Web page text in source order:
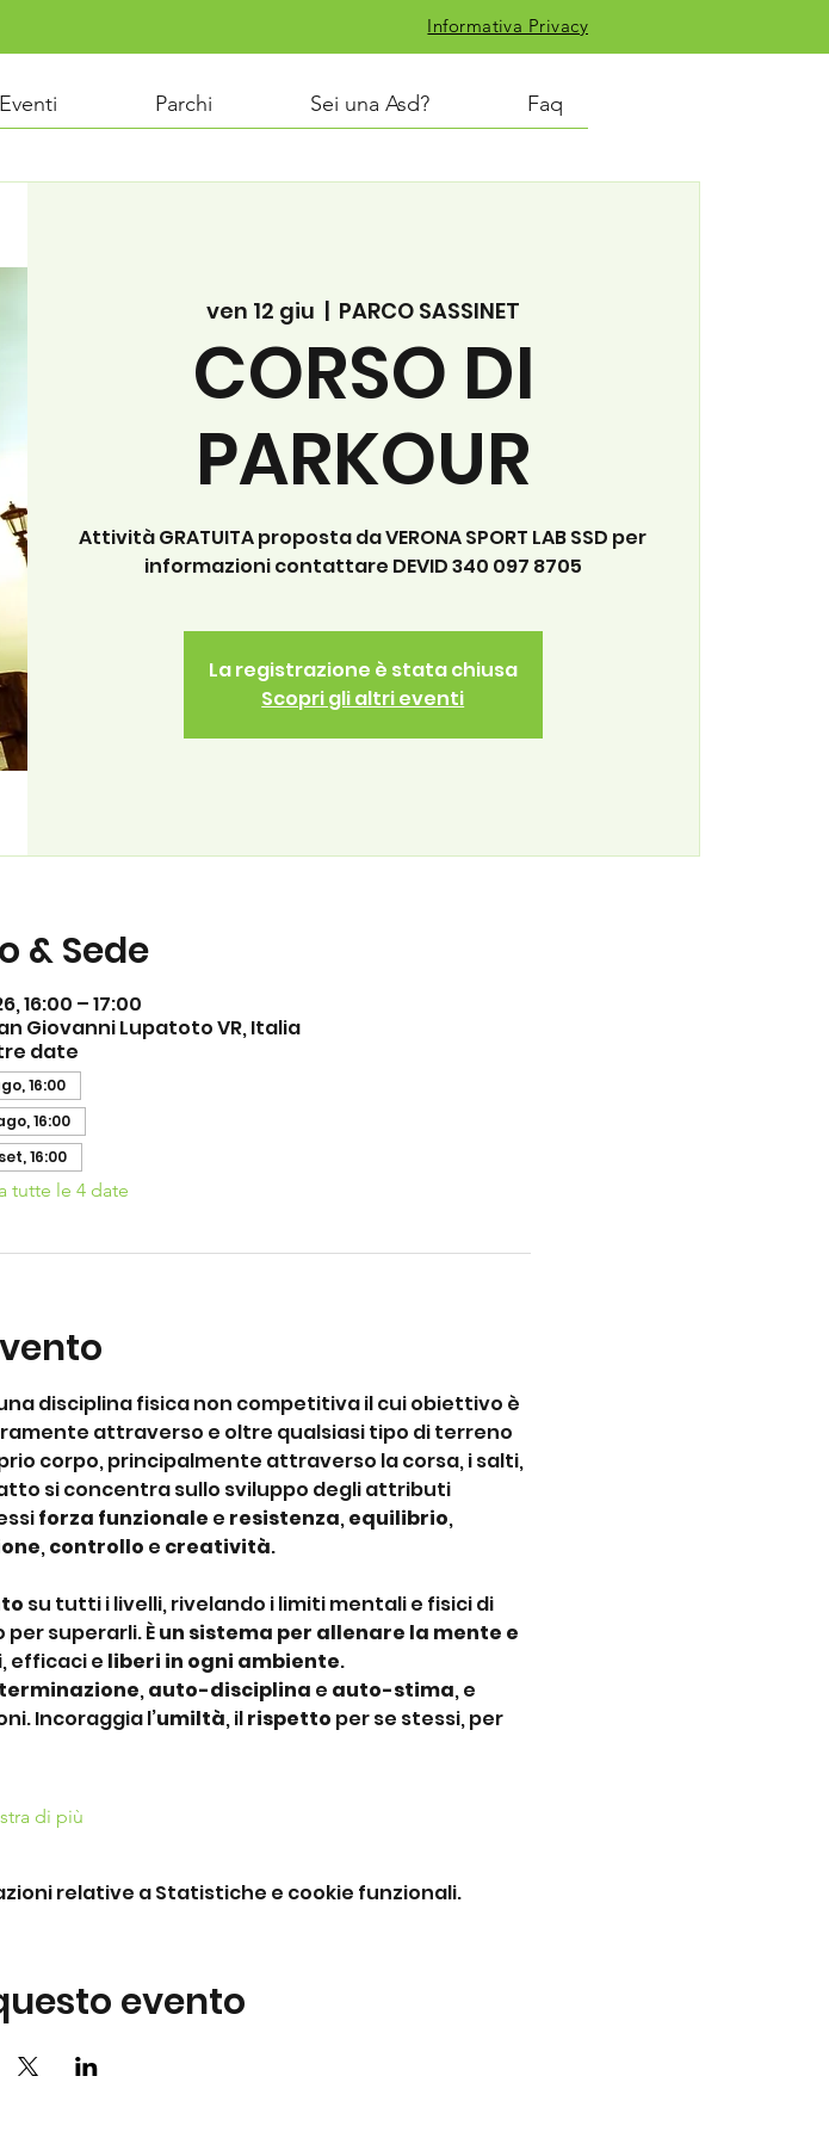
Informativa Privacy
Eventi Parchi Sei una Asd? Faq
ven 12 giu PARCO SASSINET
CORSO DI
PARKOUR
Attività GRATUITA proposta da VERONA SPORT LAB SSD per
informazioni contattare DEVID 340 097 8705
La registrazione è stata chiusa
Scopri gli altri eventi
& Sede
16:00 – 17:00
Giovanni Lupatoto VR, Italia
date
16:00
16:00
16:00
tutte le 4 date
disciplina fisica non competitiva il cui obiettivo è
attraverso e oltre qualsiasi tipo di terreno
corpo, principalmente attraverso la corsa, i salti,
si concentra sullo sviluppo degli attributi
forza funzionale e resistenza, equilibrio,
, controllo e creatività.
su tutti i livelli, rivelando i limiti mentali e fisici di
superarli. È un sistema per allenare la mente e
efficaci e liberi in ogni ambiente.
, auto-disciplina e auto-stima, e
Incoraggia l’umiltà, il rispetto per se stessi, per
di più
relative a Statistiche e cookie funzionali.
evento